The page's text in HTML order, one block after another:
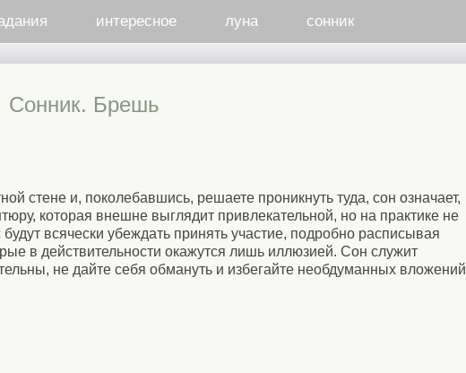
интересное луна сонник
Cонник. Брешь
стене и, поколебавшись, решаете проникнуть туда, сон означает,
которая внешне выглядит привлекательной, но на практике не
всячески убеждать принять участие, подробно расписывая
в действительности окажутся лишь иллюзией. Сон служит
не дайте себя обмануть и избегайте необдуманных вложений